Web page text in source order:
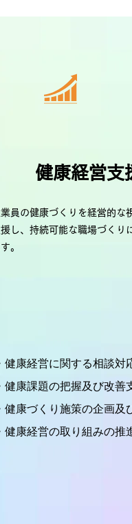
健康経営支
員の健康づくりを経営的な
し、持続可能な職場づくり
。
健康経営に関する相談対
健康課題の把握及び改善
健康づくり施策の企画及
健康経営の取り組みの推